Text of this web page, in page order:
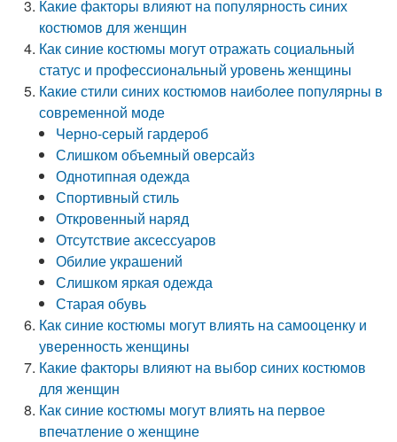
Какие факторы влияют на популярность синих
костюмов для женщин
Как синие костюмы могут отражать социальный
статус и профессиональный уровень женщины
Какие стили синих костюмов наиболее популярны в
современной моде
Черно-серый гардероб
Слишком объемный оверсайз
Однотипная одежда
Спортивный стиль
Откровенный наряд
Отсутствие аксессуаров
Обилие украшений
Слишком яркая одежда
Старая обувь
Как синие костюмы могут влиять на самооценку и
уверенность женщины
Какие факторы влияют на выбор синих костюмов
для женщин
Как синие костюмы могут влиять на первое
впечатление о женщине